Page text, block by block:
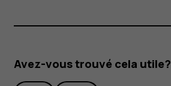
Avez-vous trouvé cela utile?